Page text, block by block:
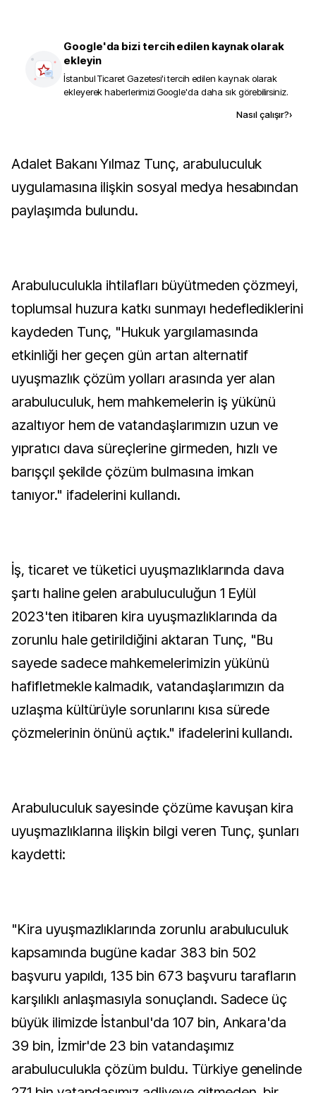
Google'da bizi tercih edilen kaynak olarak
ekleyin
İstanbul Ticaret Gazetesi'i tercih edilen kaynak olarak
ekleyerek haberlerimizi Google'da daha sık görebilirsiniz.
Nasıl çalışır?›
Adalet Bakanı Yılmaz Tunç, arabuluculuk
uygulamasına ilişkin sosyal medya hesabından
paylaşımda bulundu.
Arabuluculukla ihtilafları büyütmeden çözmeyi,
toplumsal huzura katkı sunmayı hedeflediklerini
kaydeden Tunç, "Hukuk yargılamasında
etkinliği her geçen gün artan alternatif
uyuşmazlık çözüm yolları arasında yer alan
arabuluculuk, hem mahkemelerin iş yükünü
azaltıyor hem de vatandaşlarımızın uzun ve
yıpratıcı dava süreçlerine girmeden, hızlı ve
barışçıl şekilde çözüm bulmasına imkan
tanıyor." ifadelerini kullandı.
İş, ticaret ve tüketici uyuşmazlıklarında dava
şartı haline gelen arabuluculuğun 1 Eylül
2023'ten itibaren kira uyuşmazlıklarında da
zorunlu hale getirildiğini aktaran Tunç, "Bu
sayede sadece mahkemelerimizin yükünü
hafifletmekle kalmadık, vatandaşlarımızın da
uzlaşma kültürüyle sorunlarını kısa sürede
çözmelerinin önünü açtık." ifadelerini kullandı.
Arabuluculuk sayesinde çözüme kavuşan kira
uyuşmazlıklarına ilişkin bilgi veren Tunç, şunları
kaydetti:
"Kira uyuşmazlıklarında zorunlu arabuluculuk
kapsamında bugüne kadar 383 bin 502
başvuru yapıldı, 135 bin 673 başvuru tarafların
karşılıklı anlaşmasıyla sonuçlandı. Sadece üç
büyük ilimizde İstanbul'da 107 bin, Ankara'da
39 bin, İzmir'de 23 bin vatandaşımız
arabuluculukla çözüm buldu. Türkiye genelinde